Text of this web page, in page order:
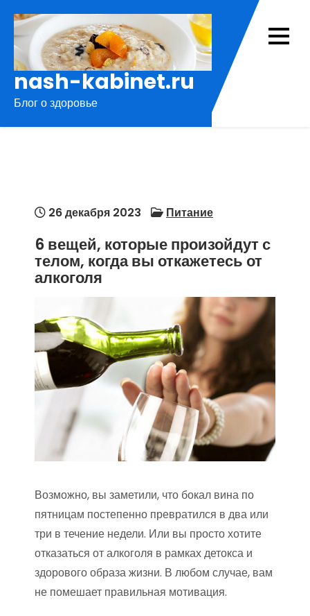
содержимому
nash-kabinet.ru
Блог о здоровье
26 декабря 2023 Питание
6 вещей, которые произойдут с
телом, когда вы откажетесь от
алкоголя
Возможно, вы заметили, что бокал вина по
пятницам постепенно превратился в два или
три в течение недели. Или вы просто хотите
отказаться от алкоголя в рамках детокса и
здорового образа жизни. В любом случае, вам
не помешает правильная мотивация.